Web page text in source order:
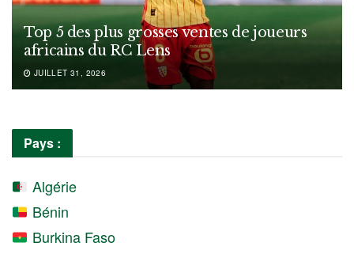
Top 5 des plus grosses ventes de joueurs
africains du RC Lens
JUILLET 31, 2026
Pays :
Algérie
Bénin
Burkina Faso